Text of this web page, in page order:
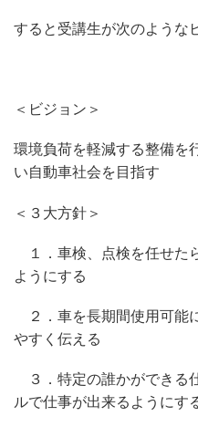
すると受講生が次のような
＜ビジョン＞
環境負荷を軽減する整備を
い自動車社会を目指す
＜３大方針＞
１．車検、点検を任せた
ようにする
２．車を長期間使用可能
やすく伝える
３．特定の誰かができる
ルで仕事が出来るようにす